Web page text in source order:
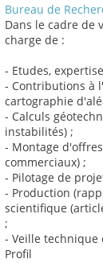
Bureau de
Dans le cadre de
charge de :
- Etudes,
- Contributions à
cartographie
- Calculs
instabilités) ;
- Montage
commerciaux) ;
- Pilotage de
- Production
scientifique
;
- Veille technique
Profil